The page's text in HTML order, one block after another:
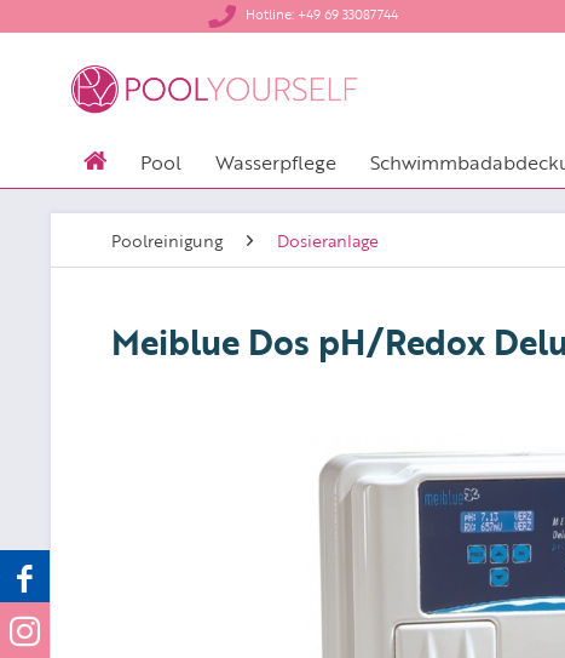
​Hotline: +49 69 33087744
Pool Wasserpflege
Poolreinigung Dosieranlage
Meiblue Dos pH/Redox